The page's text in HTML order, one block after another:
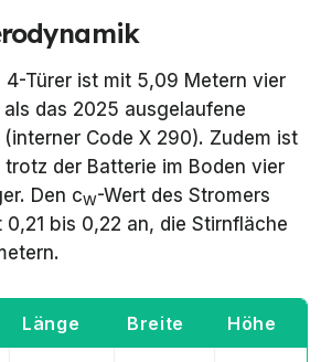
4-Türer ist mit 5,09 Metern vier
das 2025 ausgelaufene
Code X 290). Zudem ist
der Batterie im Boden vier
Den cW-Wert des Stromers
bis 0,22 an, die Stirnfläche
Länge Breite Höhe